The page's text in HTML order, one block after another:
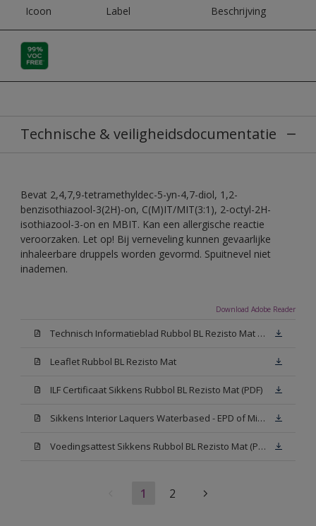
Icoon Label Beschrijving
Technische & veiligheidsdocumentatie
Bevat 2,4,7,9-tetramethyldec-5-yn-4,7-diol, 1,2-
benzisothiazool-3(2H)-on, C(M)IT/MIT(3:1), 2-octyl-2H-
isothiazool-3-on en MBIT. Kan een allergische reactie
veroorzaken. Let op! Bij verneveling kunnen gevaarlijke
inhaleerbare druppels worden gevormd. Spuitnevel niet
inademen.
Download Adobe Reader
Technisch Informatieblad Rubbol BL Rezisto Mat (PDF)
Leaflet Rubbol BL Rezisto Mat
ILF Certificaat Sikkens Rubbol BL Rezisto Mat (PDF)
Sikkens Interior Laquers Waterbased - EPD of Milieuproductverklaring
Voedingsattest Sikkens Rubbol BL Rezisto Mat (PDF)
1 2